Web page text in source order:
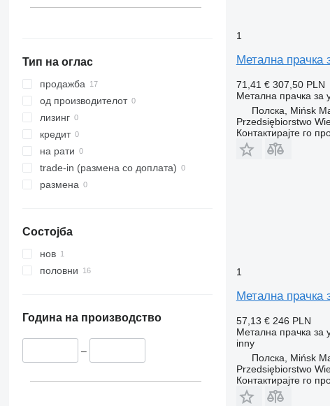
Тип на оглас
продажба
од производителот
лизинг
кредит
на рати
trade-in (размена со доплата)
размена
Состојба
нов
половни
Година на производство
–
1
Метална прачка
71,41 € 307,50 PLN
Метална прачка за
Полска, Mińsk
Przedsiębiorstwo
Контактирајте го
1
Метална прачка
57,13 € 246 PLN
Метална прачка за
inny
Полска, Mińsk
Przedsiębiorstwo
Контактирајте го